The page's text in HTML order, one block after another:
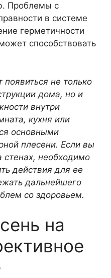
Проблемы с
в системе
герметичности
способствовать
не только
дома, но и
внутри
кухня или
основными
плесени. Если вы
стенах, необходимо
действия для ее
дальнейшего
со здоровьем.
на